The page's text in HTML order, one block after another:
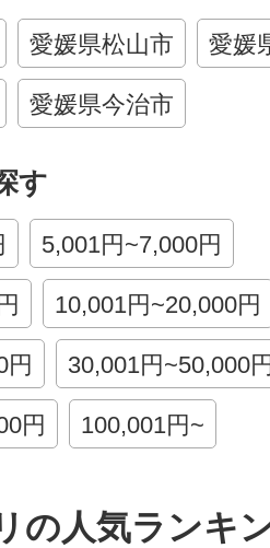
愛媛県松山市 愛媛
愛媛県今治市
す
5,001円~7,000円
10,001円~20,000円
円 30,001円~50,000
円 100,001円~
の人気ランキ